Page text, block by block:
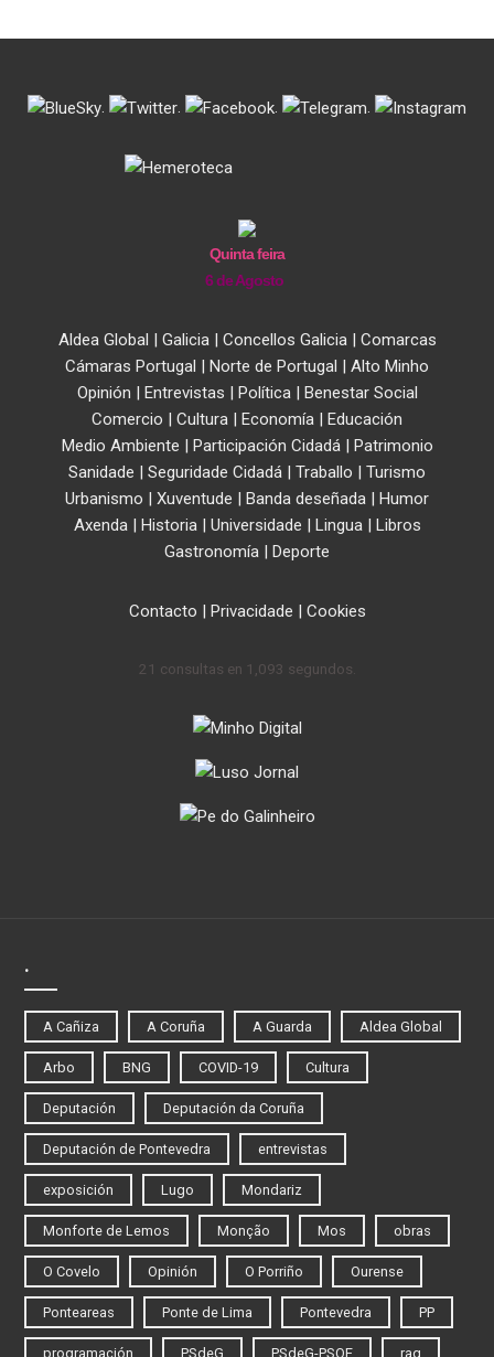
. . . .
Quinta feira
6 de Agosto
Aldea Global | Galicia| Concellos Galicia| Comarcas
Cámaras Portugal | Norte de Portugal | Alto Minho
Opinión | Entrevistas | Política| Benestar Social
Comercio | Cultura | Economía | Educación
Medio Ambiente | Participación Cidadá| Patrimonio
Sanidade | Seguridade Cidadá | Traballo | Turismo
Urbanismo | Xuventude | Banda deseñada | Humor
Axenda| Historia| Universidade | Lingua| Libros
Gastronomía | Deporte
Contacto | Privacidade | Cookies
21 consultas en 1,093 segundos.
.
A Cañiza A Coruña A Guarda Aldea Global
Arbo BNG COVID-19 Cultura
Deputación Deputación da Coruña
Deputación de Pontevedra entrevistas
exposición Lugo Mondariz
Monforte de Lemos Monção Mos obras
O Covelo Opinión O Porriño Ourense
Ponteareas Ponte de Lima Pontevedra PP
programación PSdeG PSdeG-PSOE rag